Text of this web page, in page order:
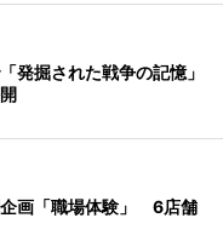
発掘された戦争の記憶」
画「職場体験」 6店舗